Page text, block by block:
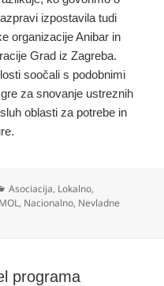
izpostavila tudi
organizacije Anibar in
Grad iz Zagreba.
soočali s podobnimi
za snovanje ustreznih
oblasti za potrebe in
Kategorije
Asociacija, Lokalno,
MOL, Nacionalno, Nevladne
programa